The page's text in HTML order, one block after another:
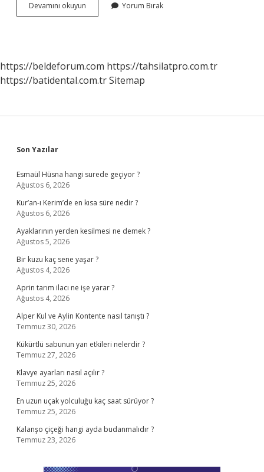
Devamını okuyun
Biten
Yorum Bırak
https://beldeforum.com https://tahsilatpro.com.tr
https://batidental.com.trSitemap
Sidebar
Son Yazılar
Esmaül Hüsna hangi surede geçiyor ?
Ağustos 6, 2026
Kur’an-ı Kerim’de en kısa süre nedir ?
Ağustos 6, 2026
Ayaklarının yerden kesilmesi ne demek ?
Ağustos 5, 2026
Bir kuzu kaç sene yaşar ?
Ağustos 4, 2026
Aprin tarım ilacı ne işe yarar ?
Ağustos 4, 2026
Alper Kul ve Aylin Kontente nasıl tanıştı ?
Temmuz 30, 2026
Kükürtlü sabunun yan etkileri nelerdir ?
Temmuz 27, 2026
Klavye ayarları nasıl açılır ?
Temmuz 25, 2026
En uzun uçak yolculuğu kaç saat sürüyor ?
Temmuz 25, 2026
Kalanşo çiçeği hangi ayda budanmalıdır ?
Temmuz 23, 2026